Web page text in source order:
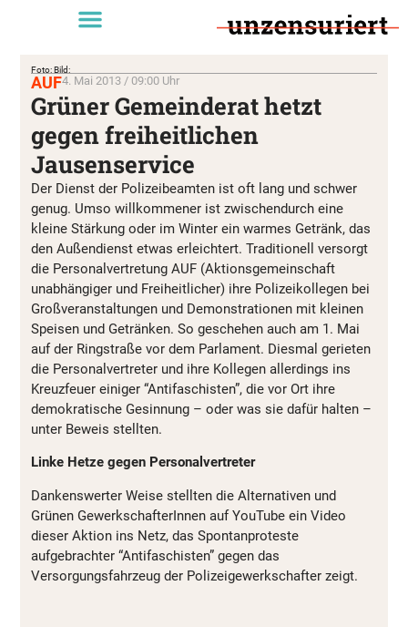
Foto: Bild:
AUF4. Mai 2013 / 09:00 Uhr
Grüner Gemeinderat hetzt
gegen freiheitlichen
Jausenservice
Der Dienst der Polizeibeamten ist oft lang und schwer
genug. Umso willkommener ist zwischendurch eine
kleine Stärkung oder im Winter ein warmes Getränk, das
den Außendienst etwas erleichtert. Traditionell versorgt
die Personalvertretung AUF (Aktionsgemeinschaft
unabhängiger und Freiheitlicher) ihre Polizeikollegen bei
Großveranstaltungen und Demonstrationen mit kleinen
Speisen und Getränken. So geschehen auch am 1. Mai
auf der Ringstraße vor dem Parlament. Diesmal gerieten
die Personalvertreter und ihre Kollegen allerdings ins
Kreuzfeuer einiger “Antifaschisten”, die vor Ort ihre
demokratische Gesinnung – oder was sie dafür halten –
unter Beweis stellten.
Linke Hetze gegen Personalvertreter
Dankenswerter Weise stellten die Alternativen und
Grünen GewerkschafterInnen auf YouTube ein Video
dieser Aktion ins Netz, das Spontanproteste
aufgebrachter “Antifaschisten” gegen das
Versorgungsfahrzeug der Polizeigewerkschafter zeigt.